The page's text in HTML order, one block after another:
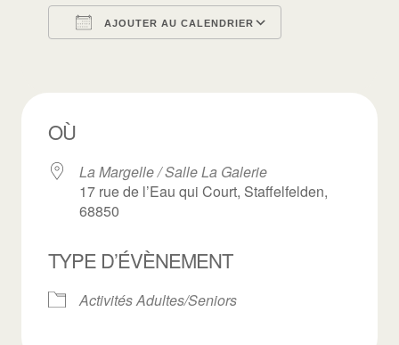
AJOUTER AU CALENDRIER
OÙ
La Margelle / Salle La Galerie
17 rue de l’Eau qui Court, Staffelfelden,
68850
TYPE D’ÉVÈNEMENT
Activités Adultes/Seniors